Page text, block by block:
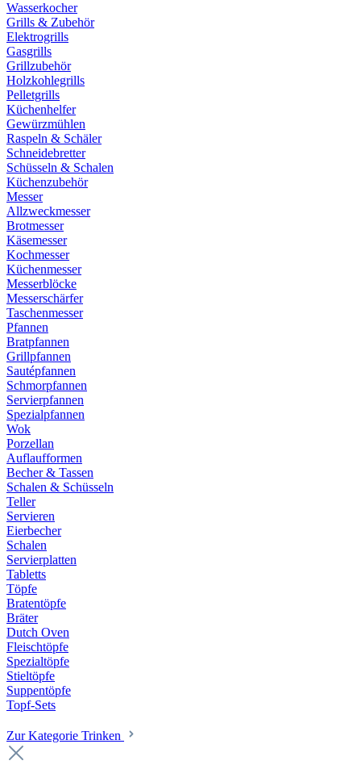
Wasserkocher
Grills & Zubehör
Elektrogrills
Gasgrills
Grillzubehör
Holzkohlegrills
Pelletgrills
Küchenhelfer
Gewürzmühlen
Raspeln & Schäler
Schneidebretter
Schüsseln & Schalen
Küchenzubehör
Messer
Allzweckmesser
Brotmesser
Käsemesser
Kochmesser
Küchenmesser
Messerblöcke
Messerschärfer
Taschenmesser
Pfannen
Bratpfannen
Grillpfannen
Sautépfannen
Schmorpfannen
Servierpfannen
Spezialpfannen
Wok
Porzellan
Auflaufformen
Becher & Tassen
Schalen & Schüsseln
Teller
Servieren
Eierbecher
Schalen
Servierplatten
Tabletts
Töpfe
Bratentöpfe
Bräter
Dutch Oven
Fleischtöpfe
Spezialtöpfe
Stieltöpfe
Suppentöpfe
Topf-Sets
Zur Kategorie Trinken